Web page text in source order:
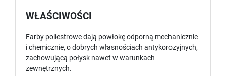
WŁAŚCIWOŚCI
Farby poliestrowe dają powłokę odporną mechanicznie
i chemicznie, o dobrych własnościach antykorozyjnych,
zachowującą połysk nawet w warunkach
zewnętrznych.